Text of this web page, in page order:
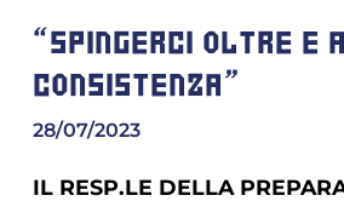
“SPINGERCI OLTRE E
CONSISTENZA”
28/07/2023
IL RESP.LE DELLA